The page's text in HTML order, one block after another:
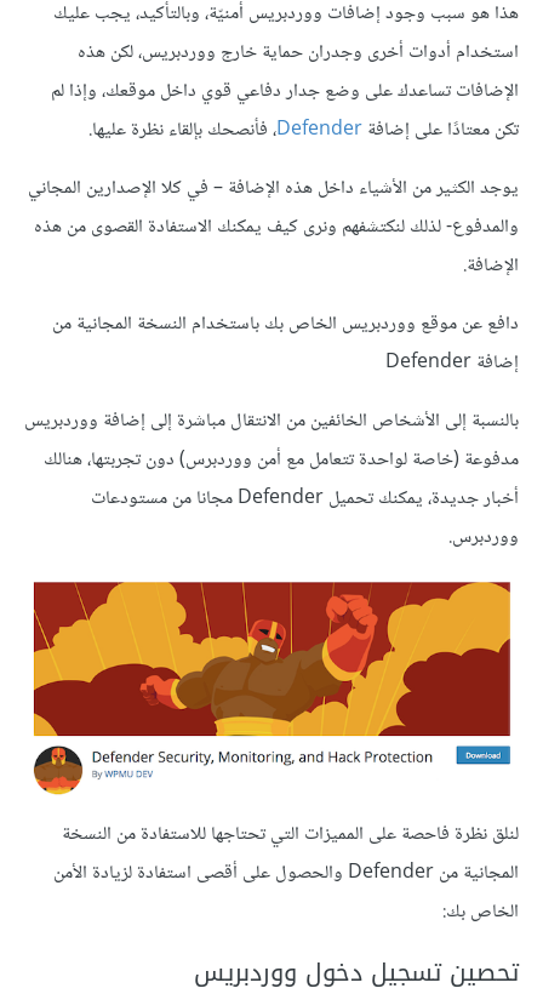
هذا هو سبب وجود إضافات ووردبريس أمنيّة، وبالتأكيد، يجب عليك
استخدام أدوات أخرى وجدران حماية خارج ووردبريس، لكن هذه
الإضافات تساعدك على وضع جدار دفاعي قوي داخل موقعك، وإذا لم
تكن معتادًا على إضافةDefender، فأنصحك بإلقاء نظرة عليها.
يوجد الكثير من الأشياء داخل هذه الإضافة – في كلا الإصدارين المجاني
والمدفوع- لذلك لنكتشفهم ونرى كيف يمكنك الاستفادة القصوى من هذه
الإضافة.
دافع عن موقع ووردبريس الخاص بك باستخدام النسخة المجانية من
إضافة Defender
بالنسبة إلى الأشخاص الخائفين من الانتقال مباشرة إلى إضافة ووردبريس
مدفوعة (خاصة لواحدة تتعامل مع أمن ووردبرس) دون تجربتها، هنالك
أخبار جديدة، يمكنك تحميل Defender مجانا من مستودعات
ووردبرس.
لنلق نظرة فاحصة على المميزات التي تحتاجها للاستفادة من النسخة
المجانية من Defender والحصول على أقصى استفادة لزيادة الأمن
الخاص بك:
تحصين تسجيل دخول ووردبريس